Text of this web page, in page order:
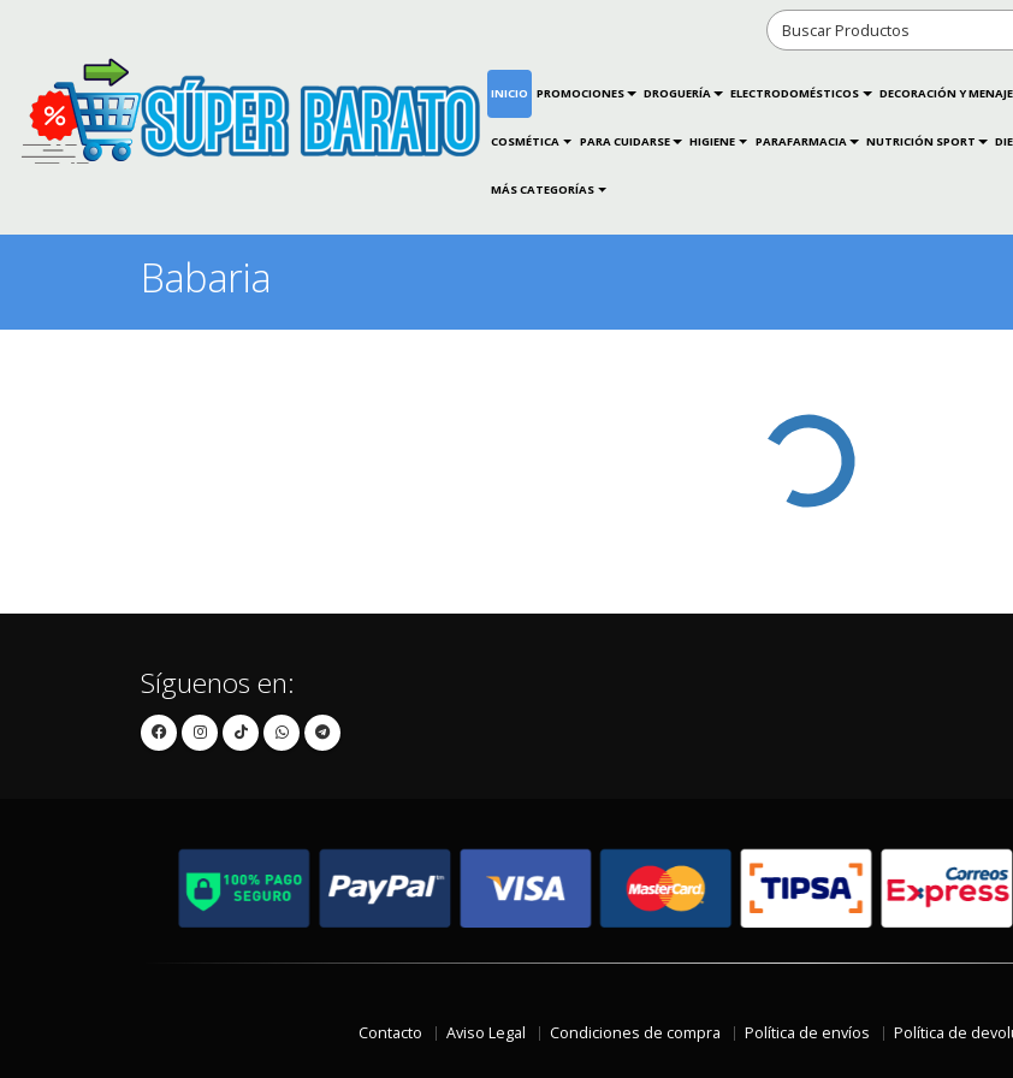
INICIO PROMOCIONES DROGUERÍA ELECTRODOMÉSTICOS DECORACIÓN Y MENAJE
COSMÉTICA PARA CUIDARSE HIGIENE PARAFARMACIA NUTRICIÓN SPORT
MÁS CATEGORÍAS
Babaria
Síguenos en:
Contacto Aviso Legal Condiciones de compra Política de envíos Política de